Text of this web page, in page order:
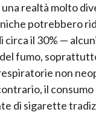
realtà molto
potrebbero
circa il 30% —
fumo,
non
il consumo
di sigarette